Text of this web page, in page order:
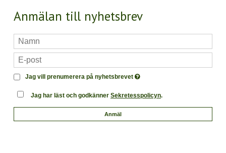
Anmälan till nyhetsbrev
Jag vill prenumerera på nyhetsbrevet
Jag har läst och godkännerSekretesspolicyn.
Anmäl